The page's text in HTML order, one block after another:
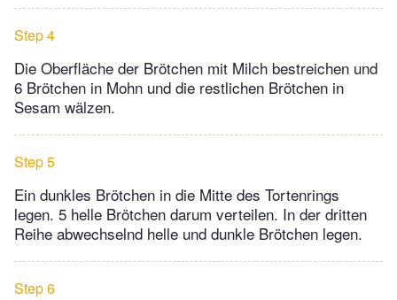
Step 4
Die Oberfläche der Brötchen mit Milch bestreichen und
6 Brötchen in Mohn und die restlichen Brötchen in
Sesam wälzen.
Step 5
Ein dunkles Brötchen in die Mitte des Tortenrings
legen. 5 helle Brötchen darum verteilen. In der dritten
Reihe abwechselnd helle und dunkle Brötchen legen.
Step 6